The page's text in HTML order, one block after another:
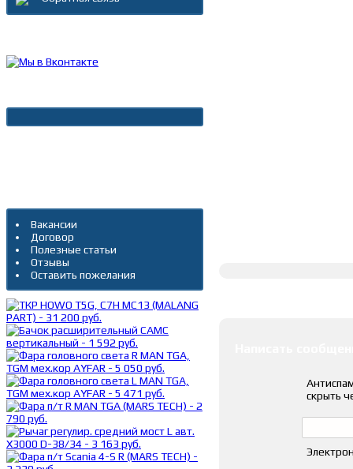
скрыть
Вакансии
Договор
Полезные статьи
Отзывы
Оставить пожелания